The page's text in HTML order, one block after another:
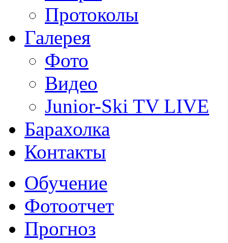
Протоколы
Галерея
Фото
Видео
Junior-Ski TV LIVE
Барахолка
Контакты
Обучение
Фотоотчет
Прогноз